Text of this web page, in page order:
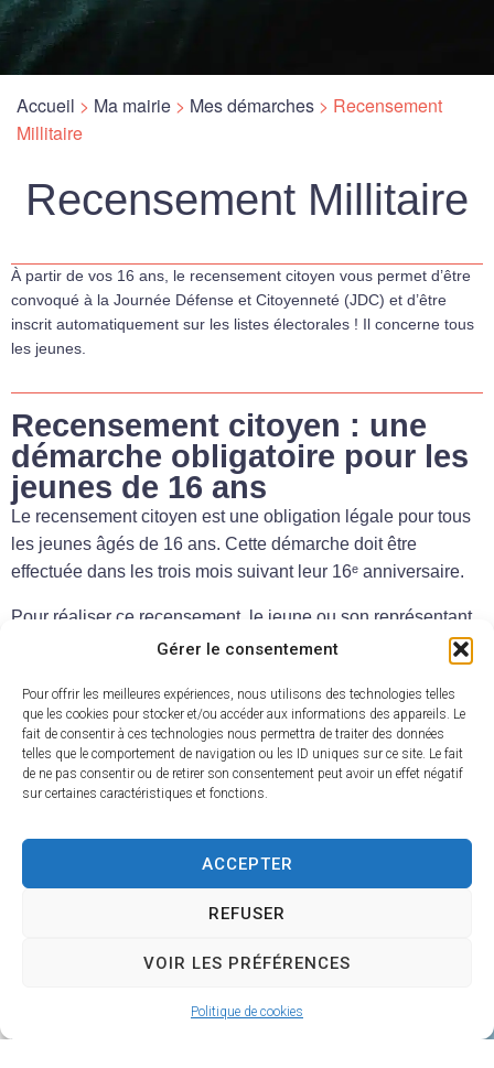
Gérer le consentement
Pour offrir les meilleures expériences, nous utilisons des technologies telles
que les cookies pour stocker et/ou accéder aux informations des appareils. Le
fait de consentir à ces technologies nous permettra de traiter des données
telles que le comportement de navigation ou les ID uniques sur ce site. Le fait
de ne pas consentir ou de retirer son consentement peut avoir un effet négatif
sur certaines caractéristiques et fonctions.
ACCEPTER
REFUSER
VOIR LES PRÉFÉRENCES
Politique de cookies
Accueil > Ma mairie > Mes démarches > Recensement
Millitaire
Recensement Millitaire
À partir de vos 16 ans, le recensement citoyen vous permet d’être
convoqué à la Journée Défense et Citoyenneté (JDC) et d’être
inscrit automatiquement sur les listes électorales ! Il concerne tous
les jeunes.
Recensement citoyen : une
démarche obligatoire pour les
jeunes de 16 ans
Le recensement citoyen est une obligation légale pour tous
les jeunes âgés de 16 ans. Cette démarche doit être
effectuée dans les trois mois suivant leur 16ᵉ anniversaire.
Pour réaliser ce recensement, le jeune ou son représentant
légal doit se présenter en mairie muni des documents
Une pièce d’identité,
Le livret de famille.
Le document délivré à l’issue de ce recensement est
concours, tels que le baccalauréat ou le permis de conduire.
N’attendez pas pour effectuer cette formalité essentielle !
en mairie au 02 37
Faire la